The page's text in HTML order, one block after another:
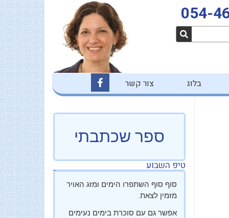
054-
בלוג צור קשר
c
b
o
k
f
ספר שכתבתי
טיפ השבוע
סוף סוף השתפרו הימים ומזג האויר
מזמין לצאת.
אפשר גם עם סוכרת בימים נעימים